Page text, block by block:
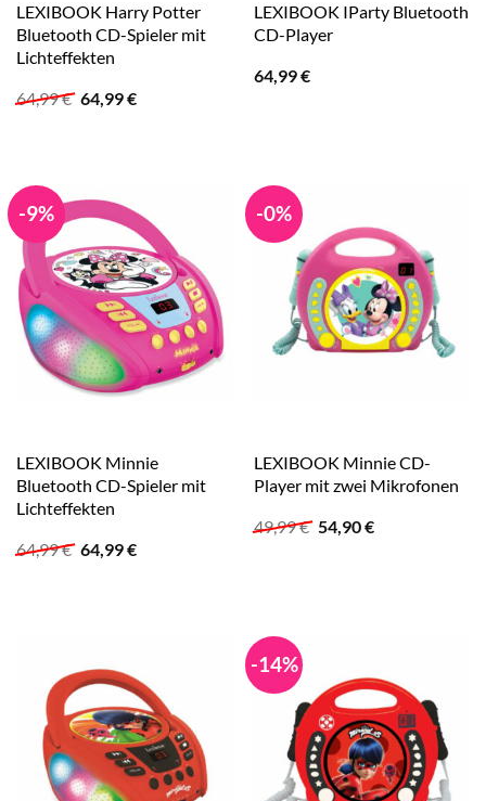
LEXIBOOK Harry Potter
Bluetooth CD-Spieler mit
Lichteffekten
64,99€ Ursprünglicher
Preis
64,99€Aktueller
LEXIBOOK IParty Bluetooth
CD-Player
64,99€
-9%
LEXIBOOK Minnie
Bluetooth CD-Spieler mit
Lichteffekten
64,99€ Ursprünglicher
Preis
64,99€Aktueller
-0%
LEXIBOOK Minnie CD-
Player mit zwei Mikrofonen
49,99€ Ursprünglicher
Preis
54,90€Aktueller
-14%